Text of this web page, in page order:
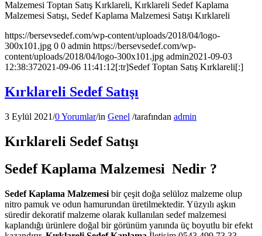
Malzemesi Toptan Satış Kırklareli, Kırklareli Sedef Kaplama
Malzemesi Satışı, Sedef Kaplama Malzemesi Satışı Kırklareli
https://bersevsedef.com/wp-content/uploads/2018/04/logo-
300x101.jpg 0 0 admin https://bersevsedef.com/wp-
content/uploads/2018/04/logo-300x101.jpg admin2021-09-03
12:38:372021-09-06 11:41:12[:tr]Sedef Toptan Satış Kırklareli[:]
Kırklareli Sedef Satışı
3 Eylül 2021/0 Yorumlar/in Genel /tarafından admin
Kırklareli Sedef Satışı
Sedef Kaplama Malzemesi Nedir ?
Sedef Kaplama Malzemesi bir çeşit doğa selüloz malzeme olup
nitro pamuk ve odun hamurundan üretilmektedir. Yüzyılı aşkın
süredir dekoratif malzeme olarak kullanılan sedef malzemesi
kaplandığı ürünlere doğal bir görünüm yanında üç boyutlu bir efekt